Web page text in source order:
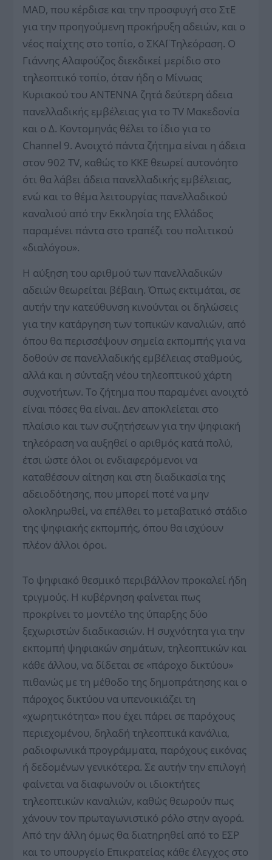
MAD, που κέρδισε και την προσφυγή στο ΣτΕ
για την προηγούμενη προκήρυξη αδειών, και ο
νέος παίχτης στο τοπίο, ο ΣΚΑΪ Τηλεόραση. Ο
Γιάννης Αλαφούζος διεκδικεί μερίδιο στο
τηλεοπτικό τοπίο, όταν ήδη ο Μίνωας
Κυριακού του ΑΝΤΕΝΝΑ ζητά δεύτερη άδεια
πανελλαδικής εμβέλειας για το TV Μακεδονία
και ο Δ. Κοντομηνάς θέλει το ίδιο για το
Channel 9. Ανοιχτό πάντα ζήτημα είναι η άδεια
στον 902 TV, καθώς το ΚΚΕ θεωρεί αυτονόητο
ότι θα λάβει άδεια πανελλαδικής εμβέλειας,
ενώ και το θέμα λειτουργίας πανελλαδικού
καναλιού από την Εκκλησία της Ελλάδος
παραμένει πάντα στο τραπέζι του πολιτικού
«διαλόγου».
Η αύξηση του αριθμού των πανελλαδικών
αδειών θεωρείται βέβαιη. Όπως εκτιμάται, σε
αυτήν την κατεύθυνση κινούνται οι δηλώσεις
για την κατάργηση των τοπικών καναλιών, από
όπου θα περισσέψουν σημεία εκπομπής για να
δοθούν σε πανελλαδικής εμβέλειας σταθμούς,
αλλά και η σύνταξη νέου τηλεοπτικού χάρτη
συχνοτήτων. Το ζήτημα που παραμένει ανοιχτό
είναι πόσες θα είναι. Δεν αποκλείεται στο
πλαίσιο και των συζητήσεων για την ψηφιακή
τηλεόραση να αυξηθεί ο αριθμός κατά πολύ,
έτσι ώστε όλοι οι ενδιαφερόμενοι να
καταθέσουν αίτηση και στη διαδικασία της
αδειοδότησης, που μπορεί ποτέ να μην
ολοκληρωθεί, να επέλθει το μεταβατικό στάδιο
της ψηφιακής εκπομπής, όπου θα ισχύουν
πλέον άλλοι όροι.
Το ψηφιακό θεσμικό περιβάλλον προκαλεί ήδη
τριγμούς. Η κυβέρνηση φαίνεται πως
προκρίνει το μοντέλο της ύπαρξης δύο
ξεχωριστών διαδικασιών. Η συχνότητα για την
εκπομπή ψηφιακών σημάτων, τηλεοπτικών και
κάθε άλλου, να δίδεται σε «πάροχο δικτύου»
πιθανώς με τη μέθοδο της δημοπράτησης και ο
πάροχος δικτύου να υπενοικιάζει τη
«χωρητικότητα» που έχει πάρει σε παρόχους
περιεχομένου, δηλαδή τηλεοπτικά κανάλια,
ραδιοφωνικά προγράμματα, παρόχους εικόνας
ή δεδομένων γενικότερα. Σε αυτήν την επιλογή
φαίνεται να διαφωνούν οι ιδιοκτήτες
τηλεοπτικών καναλιών, καθώς θεωρούν πως
χάνουν τον πρωταγωνιστικό ρόλο στην αγορά.
Από την άλλη όμως θα διατηρηθεί από το ΕΣΡ
και το υπουργείο Επικρατείας κάθε έλεγχος στο